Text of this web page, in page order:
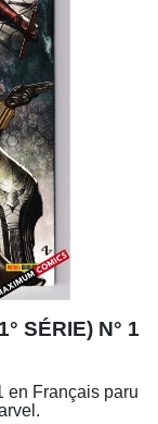
SÉRIE) N° 1
en Français paru